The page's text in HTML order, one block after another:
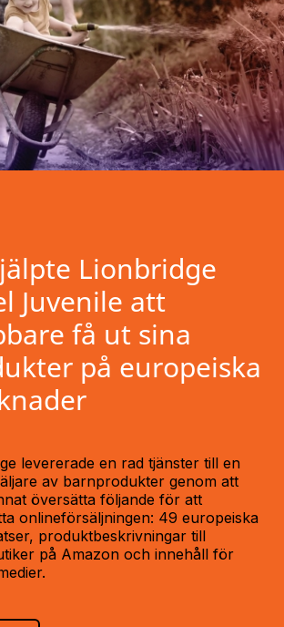
Lionbridge
Juvenile att
få ut sina
på europeiska
levererade en rad tjänster till en
av barnprodukter genom att
översätta följande för att
onlineförsäljningen: 49 europeiska
produktbeskrivningar till
på Amazon och innehåll för